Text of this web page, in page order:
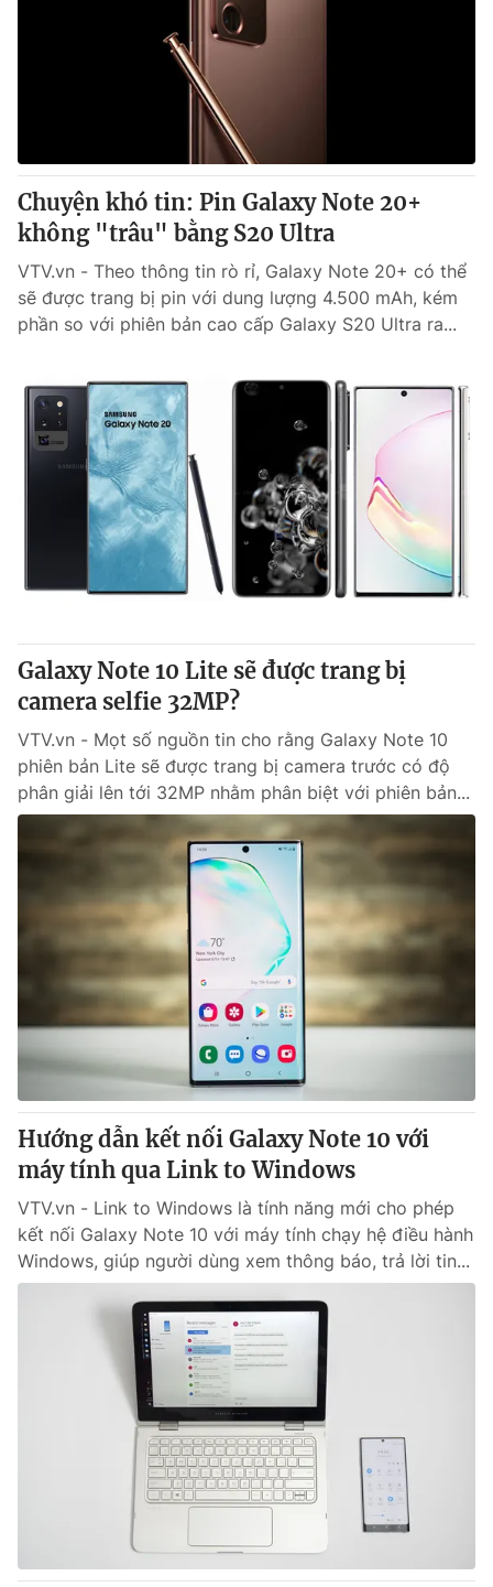
Đài Truyền hình Việt Nam
Thời báo VTV
Giấy phép hoạt động báo in và báo điện tử số 483/GP-BTTTT
Tổng Biên tập:Vũ Thanh Thủy
Phó Tổng Biên tập:Nguyễn Thị Mỹ Hạnh, Phạm Quốc Thắng,
Nguyễn Trọng Ninh
024.38 355 931 - 024.38 355 932
Ðiện thoại Thời báo VTV: 024.66 897 897
Email: toasoan@vtv.vn
® Cấm sao chép dưới mọi hình thức nếu không có sự chấp
thuận bằng văn bản. Ghi rõ nguồn VTV.vn khi phát hành lại
thông tin từ website này.
Chuyện khó tin: Pin Galaxy Note 20+
không "trâu" bằng S20 Ultra
VTV.vn - Theo thông tin rò rỉ, Galaxy Note 20+ có thể
sẽ được trang bị pin với dung lượng 4.500 mAh, kém
phần so với phiên bản cao cấp Galaxy S20 Ultra ra...
Galaxy Note 10 Lite sẽ được trang bị
camera selfie 32MP?
VTV.vn - Mọt số nguồn tin cho rằng Galaxy Note 10
phiên bản Lite sẽ được trang bị camera trước có độ
phân giải lên tới 32MP nhằm phân biệt với phiên bản...
Hướng dẫn kết nối Galaxy Note 10 với
máy tính qua Link to Windows
VTV.vn - Link to Windows là tính năng mới cho phép
kết nối Galaxy Note 10 với máy tính chạy hệ điều hành
Windows, giúp người dùng xem thông báo, trả lời tin...